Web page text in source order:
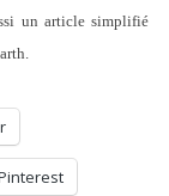
un article simplifié